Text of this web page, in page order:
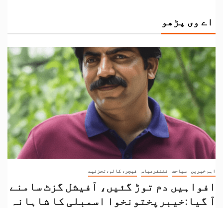
اے وی پڑھو
اہم خبریں سیاحت غضنفرعباس فیچر، کالم،تجزئیے
افواہیں دم توڑ گئیں، آفیشل گزٹ سامنے
آ گیا:خیبرپختونخوا اسمبلی کا شاہانہ